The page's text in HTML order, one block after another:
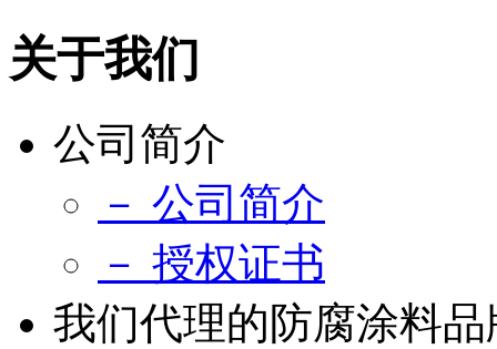
关于我们
公司简介
－ 公司简介
－ 授权证书
我们代理的防腐涂料品